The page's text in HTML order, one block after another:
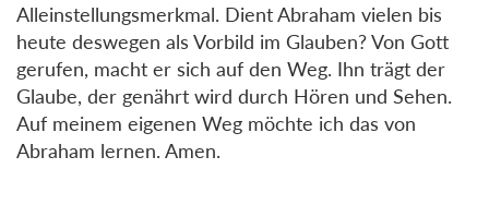
Alleinstellungsmerkmal. Dient Abraham vielen bis
heute deswegen als Vorbild im Glauben? Von Gott
gerufen, macht er sich auf den Weg. Ihn trägt der
Glaube, der genährt wird durch Hören und Sehen.
Auf meinem eigenen Weg möchte ich das von
Abraham lernen. Amen.